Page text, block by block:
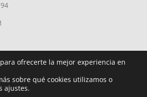
ofrecerte la mejor experiencia en
sobre qué cookies utilizamos o
ajustes.